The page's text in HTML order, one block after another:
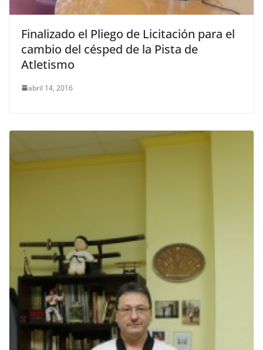
Finalizado el Pliego de Licitación para el
cambio del césped de la Pista de
Atletismo
abril 14, 2016